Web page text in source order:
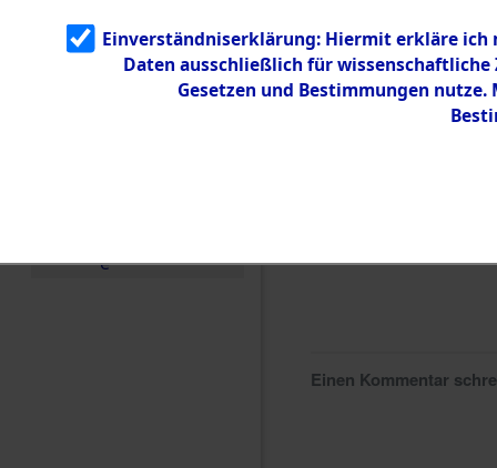
g
5.3.3
Todesmärsch
e
Einen Kommentar
Einverständniserklärung: Hiermit erkläre ich
Daten ausschließlich für
Gesetzen und Bestimmungen